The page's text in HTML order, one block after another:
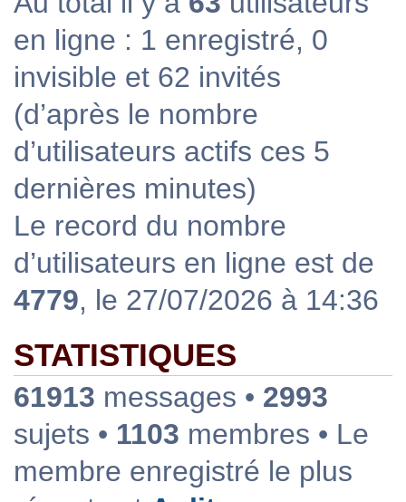
en ligne : 1 enregistré, 0
invisible et 62 invités
(d’après le nombre
d’utilisateurs actifs ces 5
dernières minutes)
Le record du nombre
d’utilisateurs en ligne est de
4779, le 27/07/2026 à 14:36
STATISTIQUES
61913 messages • 2993
sujets • 1103 membres • Le
membre enregistré le plus